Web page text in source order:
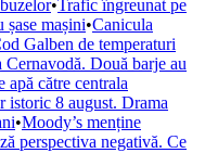
•Trafic îngreunat pe
șase mașini•Canicula
Galben de temperaturi
Două barje au
apă către centrala
istoric 8 august. Drama
•Moody’s menține
perspectiva negativă. Ce